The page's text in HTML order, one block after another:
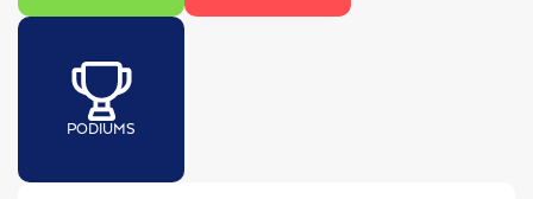
PODIUMS